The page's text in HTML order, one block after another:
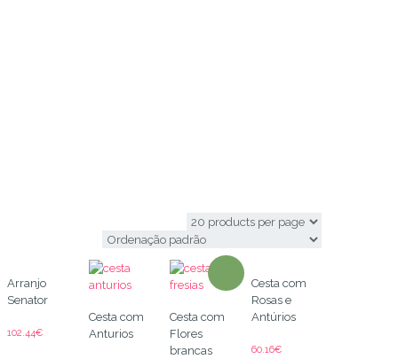
Arranjo
Senator
102.44€
Cesta com
Anturios
Cesta com
Flores
brancas
Cesta com
Rosas e
Antúrios
60.16€